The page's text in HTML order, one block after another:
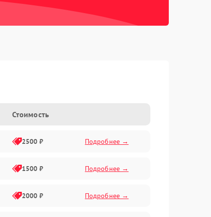
Стоимость
2500 ₽ Подробнее →
1500 ₽ Подробнее →
2000 ₽ Подробнее →